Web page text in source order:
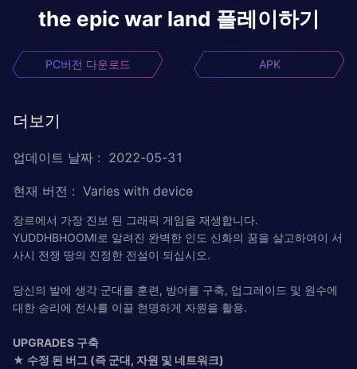
the epic war land 플레이하기
PC버전 다운로드 APK
더보기
업데이트 날짜 : 2022-05-31
현재 버전 : Varies with device
장르에서 가장 진보 된 그래픽 게임을 재생합니다.
YUDDHBHOOMI로 알려진 완벽한 인도 신화의 꿈을 살고하여이 서
사시 전쟁 땅의 진정한 전설이 되십시오.
당신의 발에 생각 군대를 훈련, 방어를 구축, 업그레이드 및 원수에
대한 승리에 전사를 이끌 현명하게 자원을 활용.
UPGRADES 구축
★ 수정 된 버그 (즉 군대, 자원 및 네트워크)